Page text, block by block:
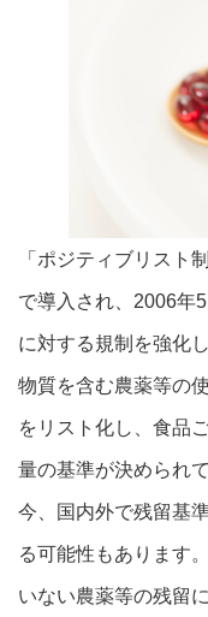
「ポジティブリスト
で導入され、2006年
に対する規制を強化
物質を含む農薬等の
をリスト化し、食品
量の基準が決められ
今、国内外で残留基
る可能性もあります
いない農薬等の残留